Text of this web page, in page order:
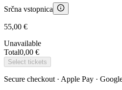
Srčna vstopnica
55,00 €
Unavailable
Total0,00 €
Select tickets
Secure checkout · Apple Pay ·